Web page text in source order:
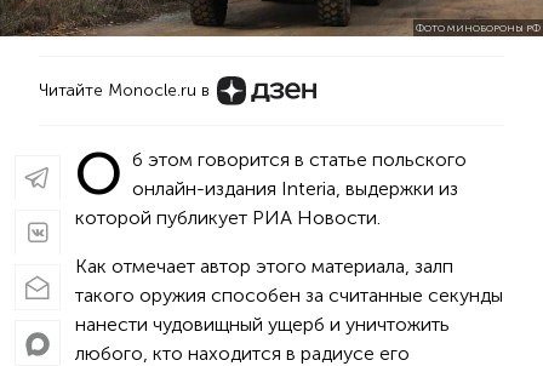
ФОТО МИНОБОРОНЫ РФ
Читайте Monocle.ru в
О б этом говорится в статье польского
онлайн-издания Interia, выдержки из
которой публикует РИА Новости.
Как отмечает автор этого материала, залп
такого оружия способен за считанные секунды
нанести чудовищный ущерб и уничтожить
любого, кто находится в радиусе его